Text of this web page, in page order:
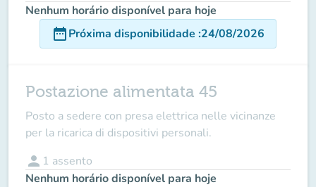
Nenhum horário disponível para hoje
date_rangePróxima disponibilidade :24/08/2026
Postazione alimentata 45
Posto a sedere con presa elettrica nelle vicinanze
per la ricarica di dispositivi personali.
person 1 assento
Nenhum horário disponível para hoje